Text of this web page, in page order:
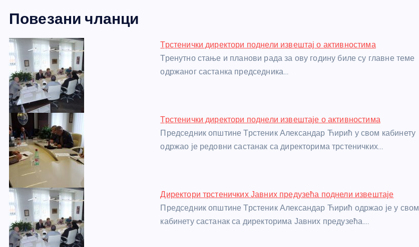
c
e
b
o
o
k
ss
e
n
g
er
itt
er
er at ss
st
Повезани чланци
Трстенички директори поднели извештај о активностима
Тренутно стање и планови рада за ову годину биле су главне теме
одржаног састанка председника…
Трстенички директори поднели извештаје о активностима
Председник општине Трстеник Александар Ћирић у свом кабинету
одржао је редовни састанак са директорима трстеничких…
Директори трстеничких Јавних предузећа поднели извештаје
Председник општине Трстеник Александар Ћирић одржао је у свом
кабинету састанак са директорима Јавних предузећа.…